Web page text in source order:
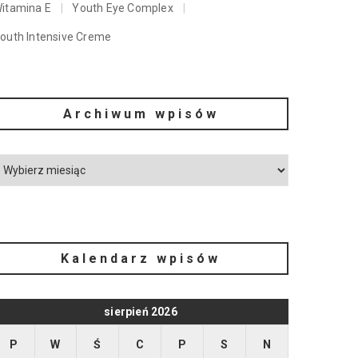
E Youth Eye Complex
Intensive Creme
Archiwum wpisów
Kalendarz wpisów
sierpień 2026
P W Ś C P S N